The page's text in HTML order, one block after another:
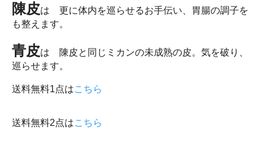
陳皮は 更に体内を巡らせるお手伝い、胃腸の調子を
も整えます。
青皮は 陳皮と同じミカンの未成熟の皮。気を破り、
巡らせます。
送料無料1点はこちら
送料無料2点はこちら